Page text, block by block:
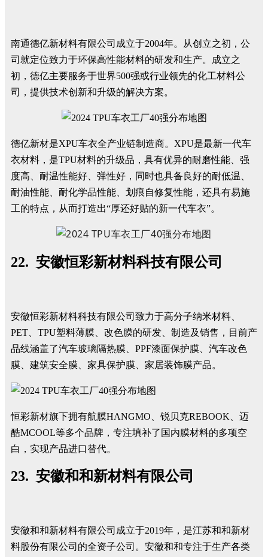
南通德亿新材料有限公司成立于2004年。从创立之初，公
司就定位致力于环保高性能材料的研发和生产。成立之
初，德亿主要服务于世界500强或行业领先的化工材料公
司，提供技术创新和升级的解决方案。
德亿新材是XPU车衣全产业链制造商。XPU是最新一代车
衣材料，是TPU材料的升级品，具有优异的耐磨性能、强
度高、耐温性能好、弹性好，同时也具备良好的耐低温、
耐油性能、耐化学品性能、划痕自修复性能，还具有易施
工的特点，从而打造出“厚还好贴的新一代车衣”。
22. 安徽恒彩新材料科技有限公司
安徽恒彩新材料科技有限公司致力于高分子纳米材料、
PET、TPU塑料薄膜、改色膜的研发、制造及销售，目前产
品线涵盖了汽车玻璃隔热膜、PPF漆面保护膜、汽车改色
膜、建筑安全膜、家具保护膜、家居装饰膜产品。
恒彩新材旗下拥有航膜HANGMO、锐贝克REBOOK、迈
酷MCOOL等多个品牌，专注填补了国内膜材料的多项空
白，实现产品进口替代。
23. 安徽和和新材料有限公司
安徽和和新材料有限公司成立于2019年，是江苏和和新材
料股份有限公司的全资子公司。安徽和和专注于生产各类